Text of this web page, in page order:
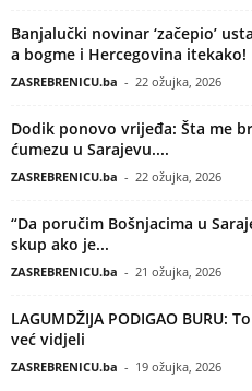
Banjalučki novinar ‘začepio’
a bogme i Hercegovina itekako!
ZASREBRENICU.ba - 22 ožujka, 2026
Dodik ponovo vrijeđa: Šta me
ćumezu u Sarajevu....
ZASREBRENICU.ba - 22 ožujka, 2026
“Da poručim Bošnjacima u
skup ako je...
ZASREBRENICU.ba - 21 ožujka, 2026
LAGUMDŽIJA PODIGAO BURU:
već vidjeli
ZASREBRENICU.ba - 19 ožujka, 2026